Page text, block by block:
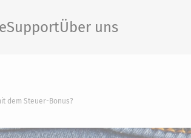
SupportÜber uns
dem Steuer-Bonus?